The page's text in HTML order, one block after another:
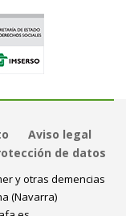
Aviso legal
de datos
y otras demencias
(Navarra)